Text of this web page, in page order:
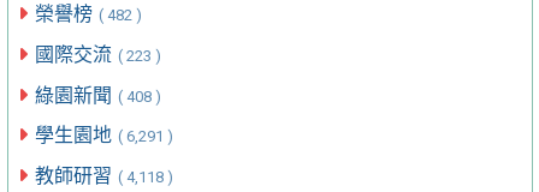
榮譽榜 ( 482 )
國際交流 ( 223 )
綠園新聞 ( 408 )
學生園地 ( 6,291 )
教師研習 ( 4,118 )